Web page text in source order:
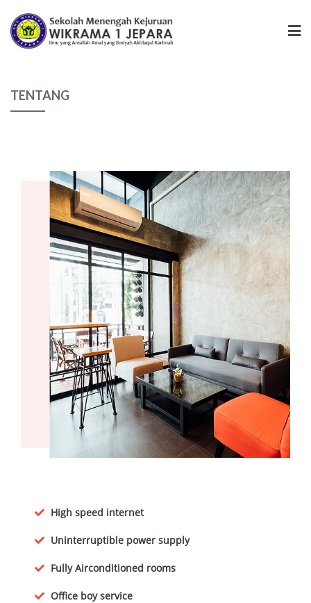
TENTANG
High speed internet
Uninterruptible power supply
Fully Airconditioned rooms
Office boy service